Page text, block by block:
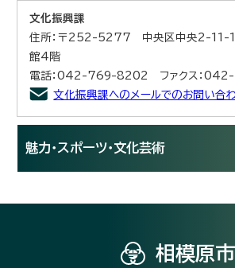
文化振興課
住所：〒252-5277 中央区中央2-11-
館4階
電話：042-769-8202 ファクス：
文化振興課へのメールでのお問い合
魅力・スポーツ・文化芸術
相模原市